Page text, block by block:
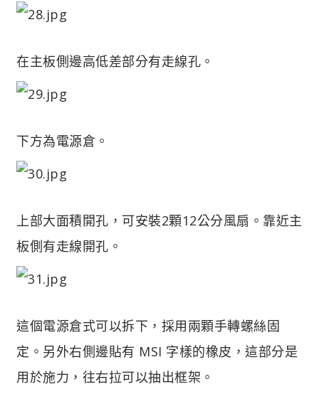
在主板側邊高低差部分有走線孔。
下方為電源倉。
上部大面積開孔，可安裝2顆12公分風扇。靠近主
板側有走線開孔。
這個電源倉式可以拆下，採用兩顆手轉螺絲固
定。另外右側邊貼有 MSI 字樣的橡皮，這部分是
用於施力，往右拉可以抽出框架。